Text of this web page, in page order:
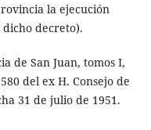
la ejecución
decreto).
de San Juan, tomos I,
del ex H. Consejo de
31 de julio de 1951.